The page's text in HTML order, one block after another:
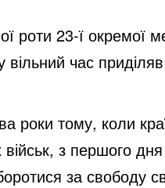
23-ї окремої
час приділяв
роки тому, коли
з першого
за свободу